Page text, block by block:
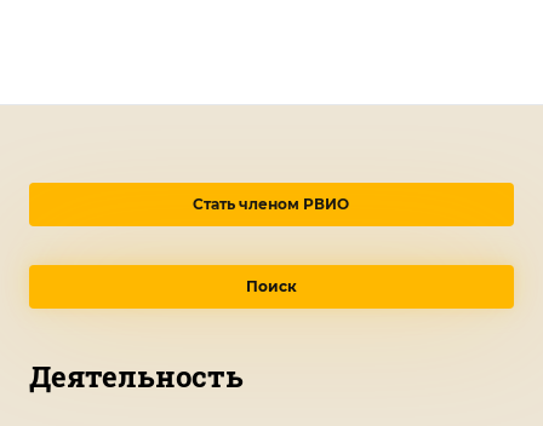
Стать членом РВИО
Поиск
Деятельность